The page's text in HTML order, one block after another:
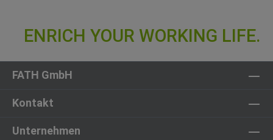
FATH GmbH
Kontakt
Unternehmen